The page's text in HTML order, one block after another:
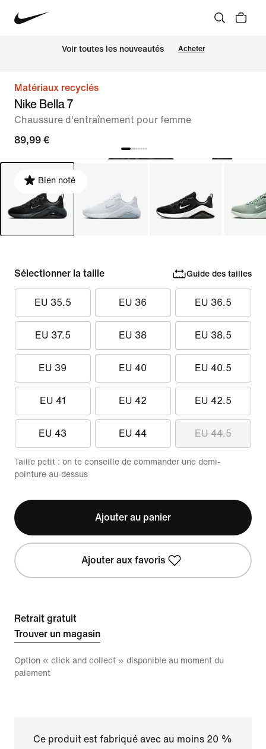
Voir toutes les nouveautés Acheter
Matériaux recyclés
Nike Bella 7
Chaussure d'entraînement pour femme
89,99 €
Bien noté
Sélectionner la taille Guide des tailles
EU 35.5 EU 36 EU 36.5
EU 37.5 EU 38 EU 38.5
EU 39 EU 40 EU 40.5
EU 41 EU 42 EU 42.5
EU 43 EU 44 EU 44.5
Taille petit : on te conseille de commander une demi-
pointure au-dessus
Ajouter au panier
Ajouter aux favoris
Retrait gratuit
Trouver un magasin
Option « click and collect » disponible au moment du
paiement
Ce produit est fabriqué avec au moins 20 %